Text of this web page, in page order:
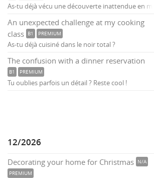
As-tu déjà vécu une découverte inattendue en
An unexpected challenge at my cooking
class
B1 PREMIUM
As-tu déjà cuisiné dans le noir total ?
The confusion with a dinner reservation
B1 PREMIUM
Tu oublies parfois un détail ? Reste cool !
12/2026
Decorating your home for Christmas
N/A
PREMIUM